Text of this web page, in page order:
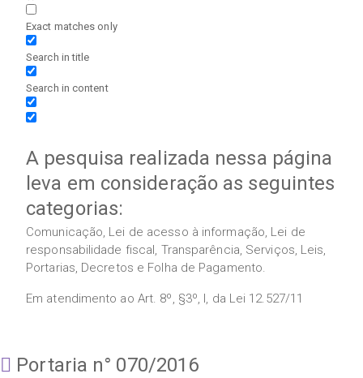
Exact matches only
Search in title
Search in content
A pesquisa realizada nessa página
leva em consideração as seguintes
categorias:
Comunicação, Lei de acesso à informação, Lei de
responsabilidade fiscal, Transparência, Serviços, Leis,
Portarias, Decretos e Folha de Pagamento.
Em atendimento ao Art. 8º, §3º, I, da Lei 12.527/11
Portaria n° 070/2016